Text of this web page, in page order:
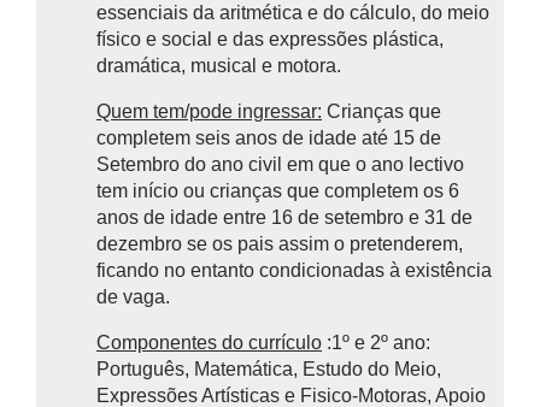
essenciais da aritmética e do cálculo, do meio
físico e social e das expressões plástica,
dramática, musical e motora.
Quem tem/pode ingressar: Crianças que
completem seis anos de idade até 15 de
Setembro do ano civil em que o ano lectivo
tem início ou crianças que completem os 6
anos de idade entre 16 de setembro e 31 de
dezembro se os pais assim o pretenderem,
ficando no entanto condicionadas à existência
de vaga.
Componentes do currículo :1º e 2º ano:
Português, Matemática, Estudo do Meio,
Expressões Artísticas e Fisico-Motoras, Apoio